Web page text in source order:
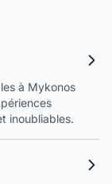
à Mykonos
inoubliables.